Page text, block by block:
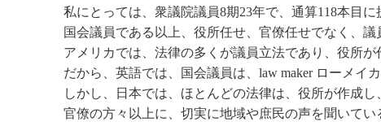
私にとっては、衆議院議員8期23年で、通算118本目に
国会議員である以上、役所任せ、官僚任せでなく、
アメリカでは、法律の多くが議員立法であり、役所が
だから、英語では、国会議員は、law maker ローメイ
しかし、日本では、ほとんどの法律は、役所が作成
官僚の方々以上に、切実に地域や庶民の声を聞いて